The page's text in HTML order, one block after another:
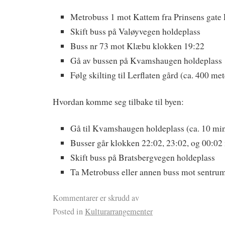
Metrobuss 1 mot Kattem fra Prinsens
Skift buss på Valøyvegen holdeplass
Buss nr 73 mot Klæbu klokken 19:22
Gå av bussen på Kvamshaugen holdeplass
Følg skilting til Lerflaten gård (ca. 400
Hvordan komme seg tilbake til byen:
Gå til Kvamshaugen holdeplass (ca. 10
Busser går klokken 22:02, 23:02, og 00:02
Skift buss på Bratsbergvegen holdeplass
Ta Metrobuss eller annen buss mot
Kommentarer er skrudd av
Posted in Kulturarrangementer